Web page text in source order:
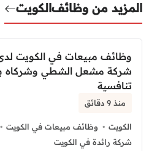
المزيد من وظائفالكويت
وظائف مبيعات في الكويت
شركة مشعل الشطي وشركاه
تنافسية
منذ 9 دقائق
الكويت
وظائف مبيعات في الكويت
شركة رائدة في الكويت